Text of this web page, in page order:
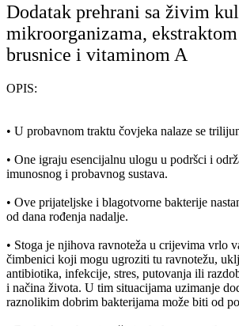
Dodatak prehrani sa živim
mikroorganizama,
brusnice i vitaminom A
OPIS:
• U probavnom traktu čovjeka nalaze se
• One igraju esencijalnu ulogu u podršci i
imunosnog i probavnog sustava.
• Ove prijateljske i blagotvorne bakterije
od dana rođenja nadalje.
• Stoga je njihova ravnoteža u crijevima vrlo
čimbenici koji mogu ugroziti tu ravnotežu,
antibiotika, infekcije, stres, putovanja ili
i načina života. U tim situacijama uzimanje
raznolikim dobrim bakterijama može biti od